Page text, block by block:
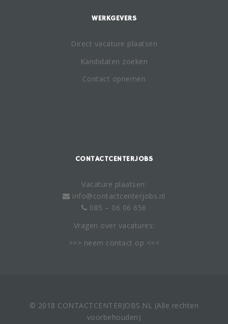
WERKGEVERS
Direct vacature plaatsen
Kandidaten zoeken
Contact opnemen
CONTACTCENTERJOBS
Vacature plaatsen:
info@contactcenterjobs.nl
085 – 06 06 656
Vragen over vacatures:
>>> neem contact op <<<
© 2018 CONTACTCENTERJOBS.NL (Alle rechten
voorbehouden)